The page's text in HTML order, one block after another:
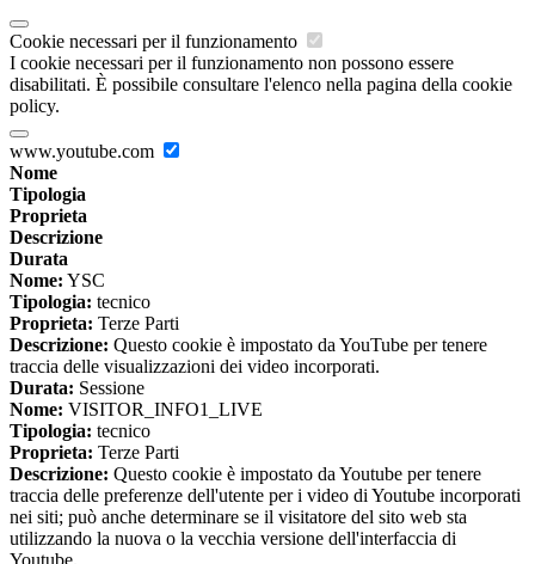
Cookie necessari per il funzionamento
I cookie necessari per il funzionamento non possono essere
disabilitati. È possibile consultare l'elenco nella pagina della cookie
policy.
www.youtube.com
Nome
Tipologia
Proprieta
Descrizione
Durata
Nome: YSC
Tipologia: tecnico
Proprieta: Terze Parti
Descrizione: Questo cookie è impostato da YouTube per tenere
traccia delle visualizzazioni dei video incorporati.
Durata: Sessione
Nome: VISITOR_INFO1_LIVE
Tipologia: tecnico
Proprieta: Terze Parti
Descrizione: Questo cookie è impostato da Youtube per tenere
traccia delle preferenze dell'utente per i video di Youtube incorporati
nei siti; può anche determinare se il visitatore del sito web sta
utilizzando la nuova o la vecchia versione dell'interfaccia di